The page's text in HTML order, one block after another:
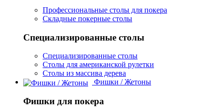
Профессиональные столы для покера
Складные покерные столы
Специализированные столы
Специализированные столы
Столы для американской рулетки
Столы из массива дерева
Фишки / Жетоны
Фишки для покера